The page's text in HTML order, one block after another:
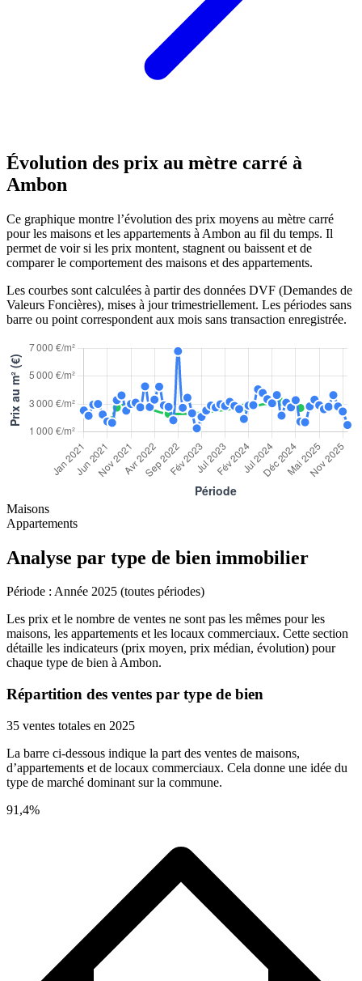
Évolution des prix au mètre carré à
Ambon
Ce graphique montre l’évolution des prix moyens au mètre carré
pour les maisons et les appartements à Ambon au fil du temps. Il
permet de voir si les prix montent, stagnent ou baissent et de
comparer le comportement des maisons et des appartements.
Les courbes sont calculées à partir des données DVF (Demandes de
Valeurs Foncières), mises à jour trimestriellement. Les périodes sans
barre ou point correspondent aux mois sans transaction enregistrée.
Maisons
Appartements
Analyse par type de bien immobilier
Période : Année 2025 (toutes périodes)
Les prix et le nombre de ventes ne sont pas les mêmes pour les
maisons, les appartements et les locaux commerciaux. Cette section
détaille les indicateurs (prix moyen, prix médian, évolution) pour
chaque type de bien à Ambon.
Répartition des ventes par type de bien
35 ventes totales en 2025
La barre ci-dessous indique la part des ventes de maisons,
d’appartements et de locaux commerciaux. Cela donne une idée du
type de marché dominant sur la commune.
91,4%